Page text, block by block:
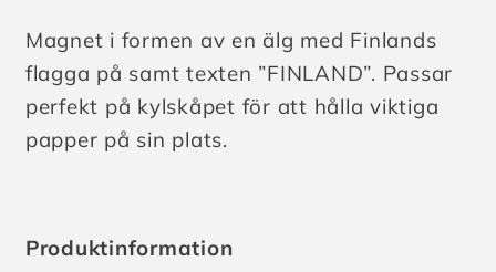
Flagga
Flagga
Magnet i formen av en älg med Finlands
flagga på samt texten ”FINLAND”. Passar
perfekt på kylskåpet för att hålla viktiga
papper på sin plats.
Produktinformation